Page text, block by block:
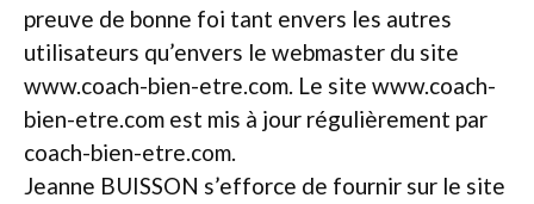
preuve de bonne foi tant envers les autres
utilisateurs qu’envers le webmaster du site
www.coach-bien-etre.com. Le site www.coach-
bien-etre.com est mis à jour régulièrement par
coach-bien-etre.com.
Jeanne BUISSON s’efforce de fournir sur le site